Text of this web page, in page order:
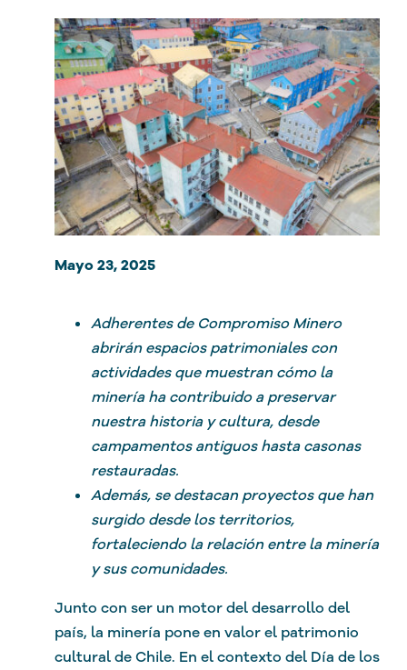
Mayo 23, 2025
Adherentes de Compromiso Minero
abrirán espacios patrimoniales con
actividades que muestran cómo la
minería ha contribuido a preservar
nuestra historia y cultura, desde
campamentos antiguos hasta casonas
restauradas.
Además, se destacan proyectos que han
surgido desde los territorios,
fortaleciendo la relación entre la minería
y sus comunidades.
Junto con ser un motor del desarrollo del
país, la minería pone en valor el patrimonio
cultural de Chile. En el contexto del Día de los